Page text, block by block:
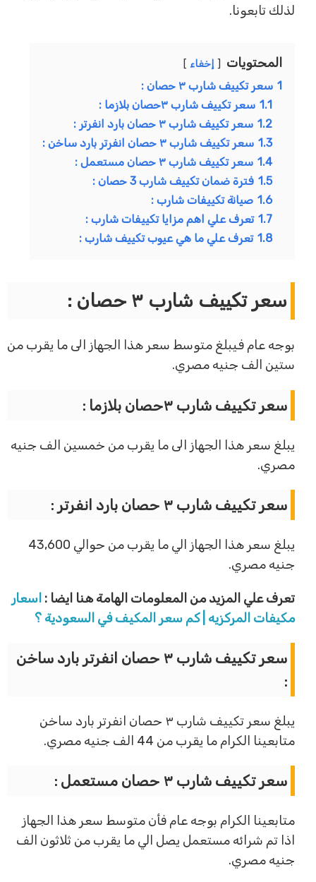
لذلك تابعونا.
المحتويات إخفاء
سعر تكييف شارب ٣ حصان :
سعر تكييف شارب ٣حصان بلازما :
1.2 سعر تكييف شارب ٣ حصان بارد انفرتر :
1.3 سعر تكييف شارب ٣ حصان انفرتر بارد ساخن :
1.4 سعر تكييف شارب ٣ حصان مستعمل :
1.5 فترة ضمان تكييف شارب 3 حصان :
1.6 صيانة تكييفات شارب :
تعرف علي اهم مزايا تكييفات شارب :
1.8 تعرف علي ما هي عيوب تكييف شارب :
سعر تكييف شارب ٣ حصان :
بوجه عام فيبلغ متوسط سعر هذا الجهاز الى ما يقرب من
ستين الف جنيه مصري.
سعر تكييف شارب ٣حصان بلازما :
يبلغ سعر هذا الجهاز الى ما يقرب من خمسين الف جنيه
مصري.
سعر تكييف شارب ٣ حصان بارد انفرتر :
يبلغ سعر هذا الجهاز الي ما يقرب من حوالي 43,600
جنيه مصري.
تعرف علي المزيد من المعلومات الهامة هنا ايضا :اسعار
مكيفات المركزيه | كم سعر المكيف في السعودية ؟
سعر تكييف شارب ٣ حصان انفرتر بارد ساخن
يبلغ سعر تكييف شارب ٣ حصان انفرتر بارد ساخن
متابعينا الكرام ما يقرب من 44 الف جنيه مصري.
سعر تكييف شارب ٣ حصان مستعمل :
متابعينا الكرام بوجه عام فأن متوسط سعر هذا الجهاز
اذا تم شرائه مستعمل يصل الي ما يقرب من ثلاثون الف
جنيه مصري.